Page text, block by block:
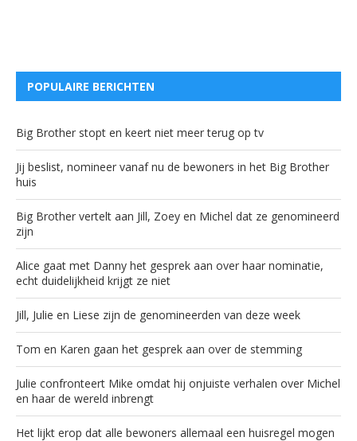
POPULAIRE BERICHTEN
Big Brother stopt en keert niet meer terug op tv
Jij beslist, nomineer vanaf nu de bewoners in het Big Brother
huis
Big Brother vertelt aan Jill, Zoey en Michel dat ze genomineerd
zijn
Alice gaat met Danny het gesprek aan over haar nominatie,
echt duidelijkheid krijgt ze niet
Jill, Julie en Liese zijn de genomineerden van deze week
Tom en Karen gaan het gesprek aan over de stemming
Julie confronteert Mike omdat hij onjuiste verhalen over Michel
en haar de wereld inbrengt
Het lijkt erop dat alle bewoners allemaal een huisregel mogen